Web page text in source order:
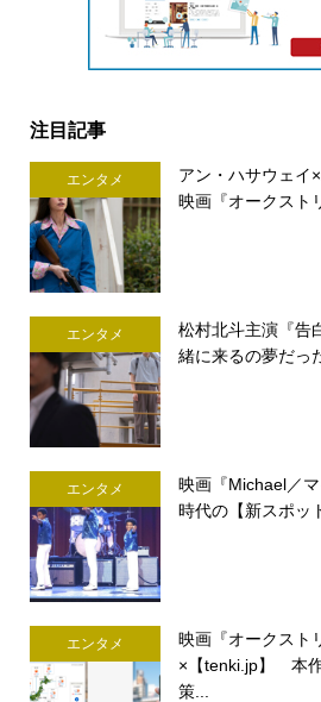
注目記事
エンタメ
アン・ハサウェ
映画『オークスト
エンタメ
松村北斗主演『
緒に来るの夢だっ
エンタメ
映画『Michael／
時代の【新スポッ
エンタメ
映画『オークスト
×【tenki.jp】 本
策...